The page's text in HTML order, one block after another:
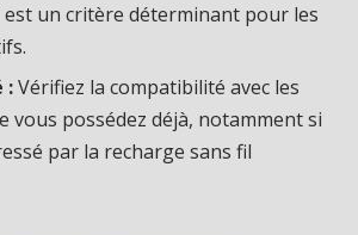
est un critère déterminant pour les
:Vérifiez la compatibilité avec les
vous possédez déjà, notamment si
par la recharge sans fil